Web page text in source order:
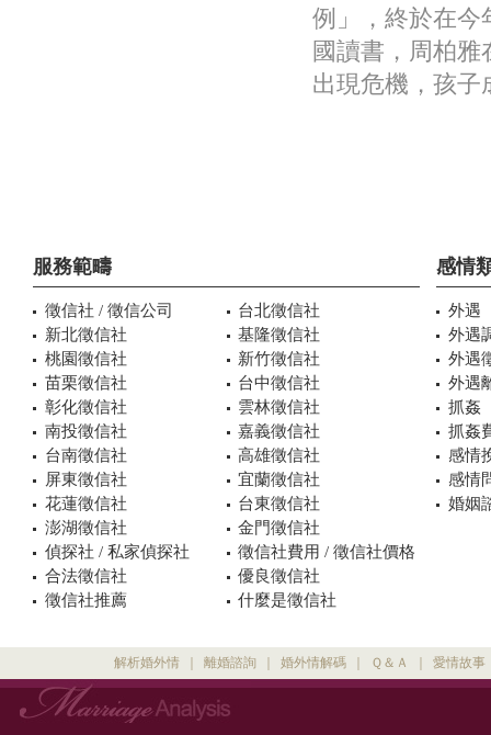
例」，終於在今
國讀書，周柏
出現危機，孩
服務範疇
徵信社 / 徵信公司
台北徵信社
新北徵信社
基隆徵信社
桃園徵信社
新竹徵信社
苗栗徵信社
台中徵信社
彰化徵信社
雲林徵信社
南投徵信社
嘉義徵信社
台南徵信社
高雄徵信社
屏東徵信社
宜蘭徵信社
花蓮徵信社
台東徵信社
澎湖徵信社
金門徵信社
偵探社 / 私家偵探社
徵信社費用 / 徵信社價格
合法徵信社
優良徵信社
徵信社推薦
什麼是徵信社
感情
外遇
外遇
外遇
外遇
抓姦
抓姦
感情
感情
婚姻
解析婚外情 離婚諮詢 婚外情解碼 Ｑ＆Ａ 愛情故事